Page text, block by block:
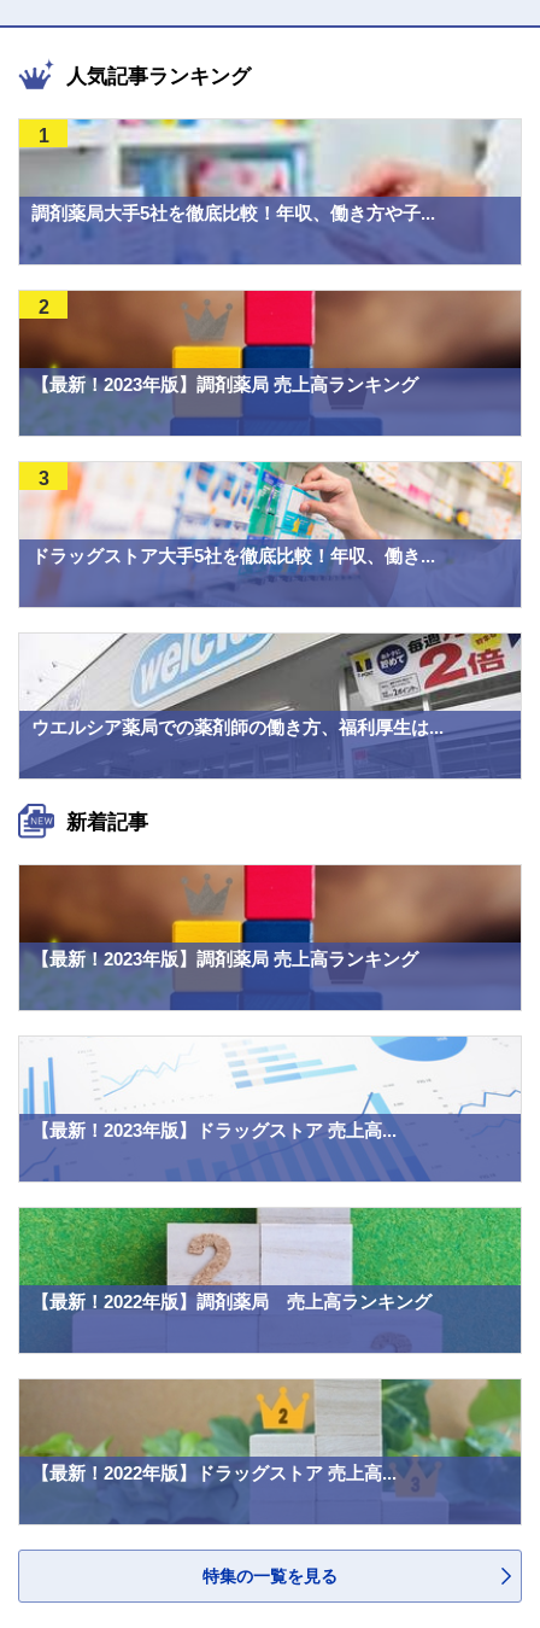
人気記事ランキング
調剤薬局大手5社を徹底比較！年収、働き方や子...
1
【最新！2023年版】調剤薬局 売上高ランキング
2
ドラッグストア大手5社を徹底比較！年収、働き...
3
ウエルシア薬局での薬剤師の働き方、福利厚生は...
新着記事
【最新！2023年版】調剤薬局 売上高ランキング
【最新！2023年版】ドラッグストア 売上高...
【最新！2022年版】調剤薬局 売上高ランキング
【最新！2022年版】ドラッグストア 売上高...
特集の一覧を見る